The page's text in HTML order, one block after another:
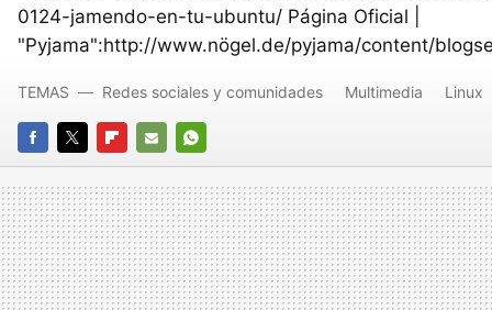
0124-jamendo-en-tu-ubuntu/ Página Oficial |
"Pyjama":http://www.nögel.de/pyjama/content/
FACEBOOK
TWITTERFLIPBOARD
E-
MAIL
WHATSAPP
TEMAS Redes sociales y comunidades Multimedia Linux